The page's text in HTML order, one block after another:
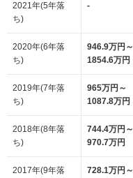
2021年(5年落
ち)
-
2020年(6年落
ち)
946.9万円～
1854.6万円
2019年(7年落
ち)
965万円～
1087.8万円
2018年(8年落
ち)
744.4万円～
970.7万円
2017年(9年落
728.1万円～